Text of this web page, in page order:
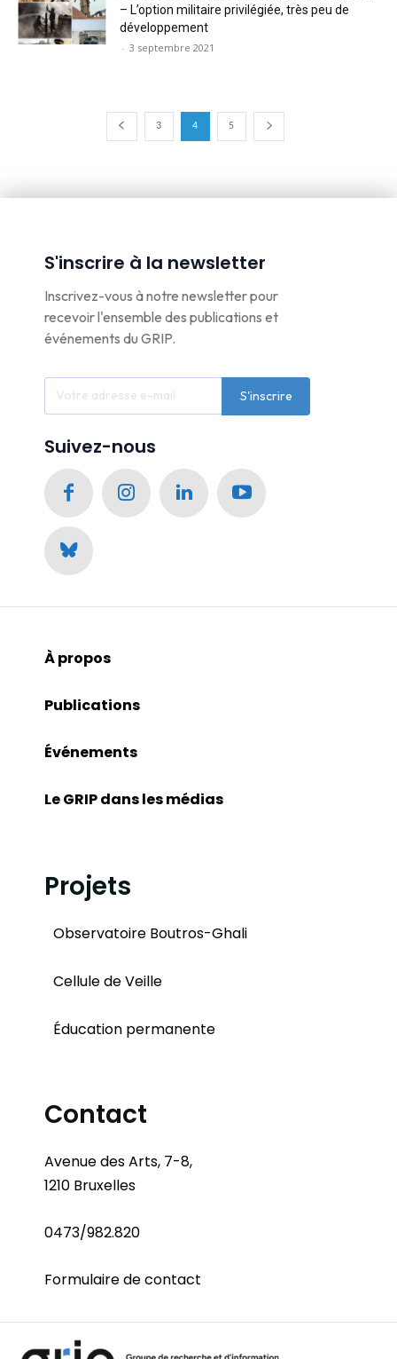
– L’option militaire privilégiée, très peu de
développement
- 3 septembre 2021
3 4 5
S'inscrire à la newsletter
Inscrivez-vous à notre newsletter pour
recevoir l'ensemble des publications et
événements du GRIP.
S'inscrire
Suivez-nous
À propos
Publications
Événements
Le GRIP dans les médias
Projets
Observatoire Boutros-Ghali
Cellule de Veille
Éducation permanente
Contact
Avenue des Arts, 7-8,
1210 Bruxelles
0473/982.820
Formulaire de contact